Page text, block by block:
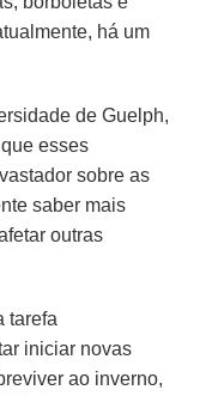
há um
de Guelph,
esses
sobre as
saber mais
outras
tarefa
iniciar novas
ao inverno,